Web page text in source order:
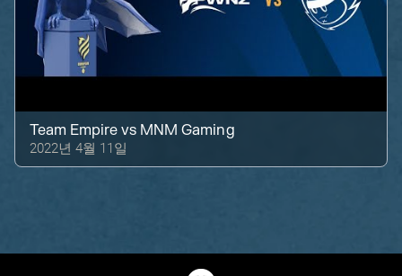
Team Empire vs MNM Gaming
2022년 4월 11일